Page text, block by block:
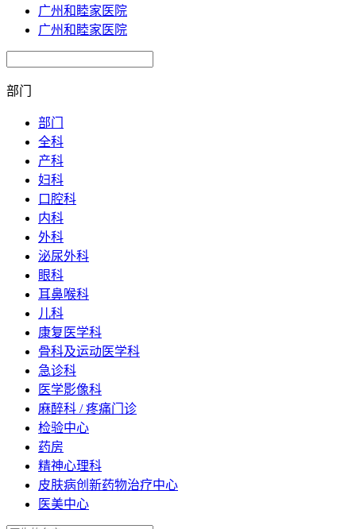
广州和睦家医院
广州和睦家医院
部门
部门
全科
产科
妇科
口腔科
内科
外科
泌尿外科
眼科
耳鼻喉科
儿科
康复医学科
骨科及运动医学科
急诊科
医学影像科
麻醉科 / 疼痛门诊
检验中心
药房
精神心理科
皮肤病创新药物治疗中心
医美中心